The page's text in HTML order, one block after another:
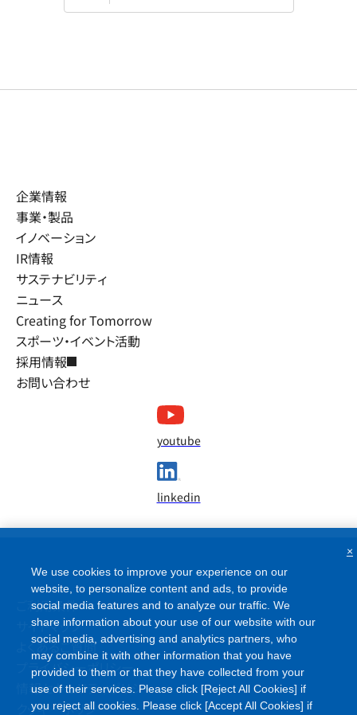
企業情報
事業・製品
イノベーション
IR情報
サステナビリティ
ニュース
Creating for Tomorrow
スポーツ・イベント活動
採用情報
お問い合わせ
youtube
linkedin
ご利用条件
サイトマップ
よくあるご質問
プライバシーポリシー
情報セキュリティポリシー
クッキーポリシー
We use cookies to improve your experience on our
website, to personalize content and ads, to provide
social media features and to analyze our traffic. We
share information about your use of our website with our
social media, advertising and analytics partners, who
may combine it with other information that you have
provided to them or that they have collected from your
use of their services. Please click [Reject All Cookies] if
you reject all cookies. Please click [Accept All Cookies] if
×